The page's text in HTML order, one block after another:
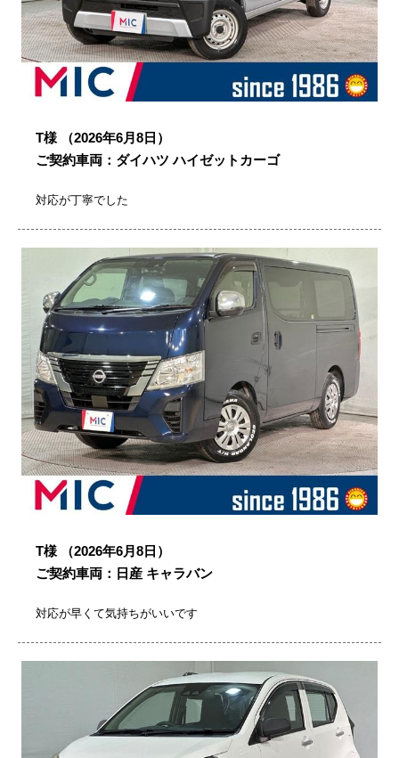
T様
（2026年6月8日）
ご契約車両：ダイハツ ハイゼットカーゴ
対応が丁寧でした
T様
（2026年6月8日）
ご契約車両：日産 キャラバン
対応が早くて気持ちがいいです